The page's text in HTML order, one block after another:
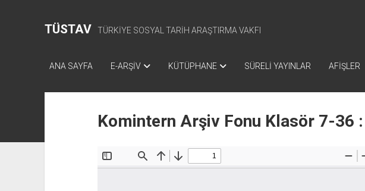
TÜSTAV TÜRKİYE SOSYAL TARİH ARAŞTIRMA VAKFI
ANA SAYFA E-ARŞİV KÜTÜPHANE SÜRELİ YAYINLAR AFİŞLER
Komintern Arşiv Fonu Klasör 7-36